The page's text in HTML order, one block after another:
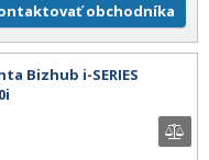
obchodníka
Bizhub i-SERIES